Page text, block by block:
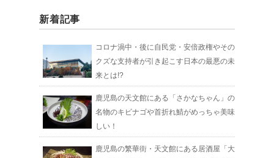
新着記事
コロナ渦中・後に自民党・安倍政権やその
クズな支持者が引き起こす日本の最悪の未
来とは!?
鹿児島の天文館にある「さかなちゃん」の
名物のキビナゴや首折れ鯖がめっちゃ美味
しい！
鹿児島の繁華街・天文館にある居酒屋「大